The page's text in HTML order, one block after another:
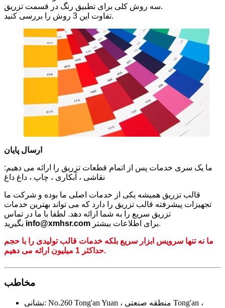
سه روش کلی برای تطبیق رنگ در قسمت تزریق.
تفاوت این 3 روش را بررسی کنید.
ارسال پایان
ما یک سری خدمات پس از اتمام قطعات تزریق را ارائه می دهیم:
نقاشی ، آبکاری ، چاپ ، داغ داغ
قالب تزریق همیشه یکی از خدمات اصلی ما بوده و شرکت ما
تجهیزات پیشرفته قالب تزریق را دارد که می تواند بهترین خدمات
تزریق سریع را به شما ارائه دهد. لطفا با ما در تماس
بگیرید info@xmhsr.com برای اطلاعات بیشتر.
ما نه تنها سرویس ابزار سریع بلکه خدمات قالب تولیدی را با حجم
حداکثر 1 میلیون ارائه می دهیم.
مخاطب
نشانی: No.260 Tong'an Yuan ، منطقه صنعتی Tong'an ،